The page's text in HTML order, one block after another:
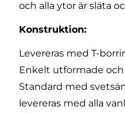
och alla ytor är släta
Konstruktion:
Levereras med T-
Enkelt utformade
Standard med
levereras med alla